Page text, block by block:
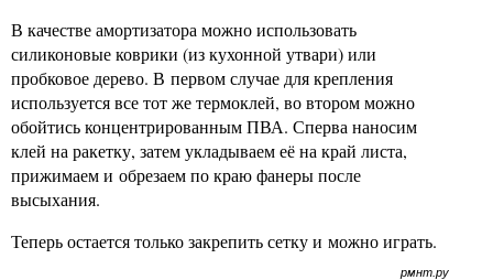
В качестве амортизатора можно использовать
силиконовые коврики (из кухонной утвари) или
пробковое дерево. В первом случае для крепления
используется все тот же термоклей, во втором можно
обойтись концентрированным ПВА. Сперва наносим
клей на ракетку, затем укладываем её на край листа,
прижимаем и обрезаем по краю фанеры после
высыхания.
Теперь остается только закрепить сетку и можно играть.
рмнт.ру